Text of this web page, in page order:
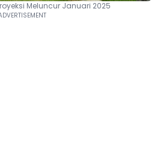
Meluncur Januari 2025